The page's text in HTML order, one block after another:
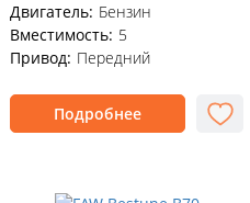
Двигатель: Бензин
Вместимость: 5
Привод: Передний
Подробнее